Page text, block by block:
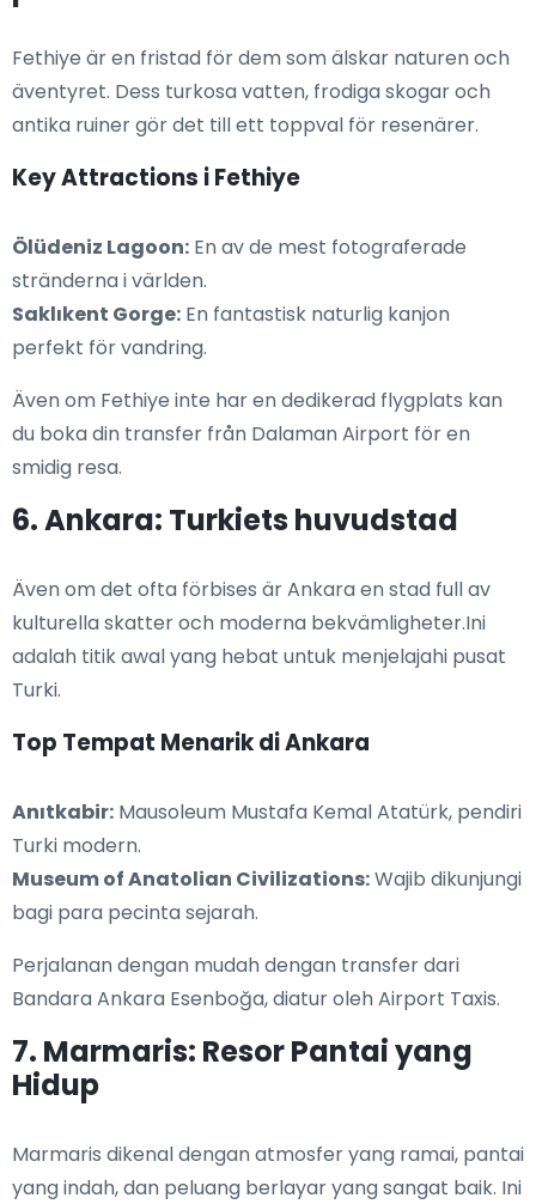
Fethiye är en fristad för dem som älskar naturen och
äventyret. Dess turkosa vatten, frodiga skogar och
antika ruiner gör det till ett toppval för resenärer.
Key Attractions i Fethiye
Ölüdeniz Lagoon: En av de mest fotograferade
stränderna i världen.
Saklıkent Gorge: En fantastisk naturlig kanjon
perfekt för vandring.
Även om Fethiye inte har en dedikerad flygplats kan
du boka din transfer från Dalaman Airport för en
smidig resa.
6. Ankara: Turkiets huvudstad
Även om det ofta förbises är Ankara en stad full av
kulturella skatter och moderna bekvämligheter.Ini
adalah titik awal yang hebat untuk menjelajahi pusat
Turki.
Top Tempat Menarik di Ankara
Anıtkabir: Mausoleum Mustafa Kemal Atatürk, pendiri
Turki modern.
Museum of Anatolian Civilizations:Wajib dikunjungi
bagi para pecinta sejarah.
Perjalanan dengan mudah dengan transfer dari
Bandara Ankara Esenboğa, diatur oleh Airport Taxis.
7. Marmaris: Resor Pantai yang
Hidup
Marmaris dikenal dengan atmosfer yang ramai, pantai
yang indah, dan peluang berlayar yang sangat baik. Ini